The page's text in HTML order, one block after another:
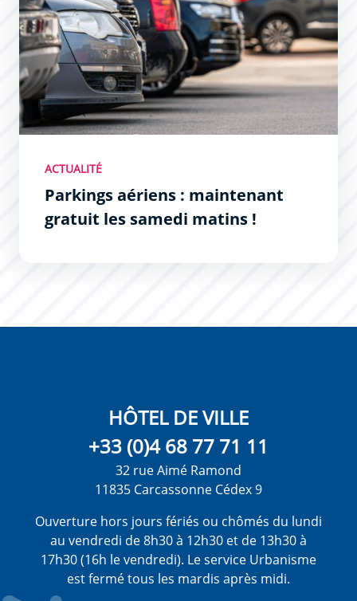
ACTUALITÉ
Parkings aériens : maintenant
gratuit les samedi matins !
HÔTEL DE VILLE
+33 (0)4 68 77 71 11
32 rue Aimé Ramond
11835 Carcassonne Cédex 9
Ouverture hors jours fériés ou chômés du lundi
au vendredi de 8h30 à 12h30 et de 13h30 à
17h30 (16h le vendredi). Le service Urbanisme
est fermé tous les mardis après midi.